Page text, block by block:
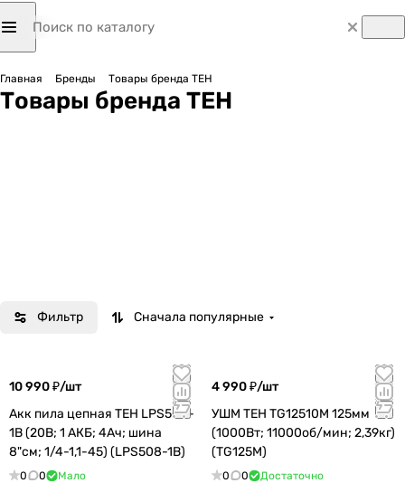
Главная Бренды Товары бренда TEH
Товары бренда TEH
Фильтр Сначала популярные
10 990 ₽/шт
Акк пила цепная TEH LPS508-
1B (20В; 1 АКБ; 4Ач; шина
8"см; 1/4-1,1-45) (LPS508-1B)
0 0 Мало
4 990 ₽/шт
УШМ TEH TG12510M 125мм
(1000Вт; 11000об/мин; 2,39кг)
(TG125M)
0 0 Достаточно